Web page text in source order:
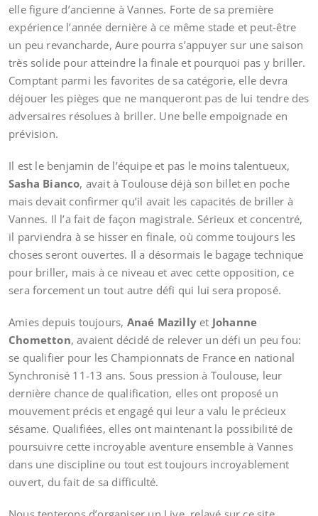
elle figure d’ancienne à Vannes. Forte de sa première
expérience l’année dernière à ce même stade et peut-être
un peu revancharde, Aure pourra s’appuyer sur une saison
très solide pour atteindre la finale et pourquoi pas y briller.
Comptant parmi les favorites de sa catégorie, elle devra
déjouer les pièges que ne manqueront pas de lui tendre des
adversaires résolues à briller. Une belle empoignade en
prévision.
Il est le benjamin de l’équipe et pas le moins talentueux,
Sasha Bianco, avait à Toulouse déjà son billet en poche
mais devait confirmer qu’il avait les capacités de briller à
Vannes. Il l’a fait de façon magistrale. Sérieux et concentré,
il parviendra à se hisser en finale, où comme toujours les
choses seront ouvertes. Il a désormais le bagage technique
pour briller, mais à ce niveau et avec cette opposition, ce
sera forcement un tout autre défi qui lui sera proposé.
Amies depuis toujours, Anaé Mazilly et Johanne
Chometton, avaient décidé de relever un défi un peu fou:
se qualifier pour les Championnats de France en national
Synchronisé 11-13 ans. Sous pression à Toulouse, leur
dernière chance de qualification, elles ont proposé un
mouvement précis et engagé qui leur a valu le précieux
sésame. Qualifiées, elles ont maintenant la possibilité de
poursuivre cette incroyable aventure ensemble à Vannes
dans une discipline ou tout est toujours incroyablement
ouvert, du fait de sa difficulté.